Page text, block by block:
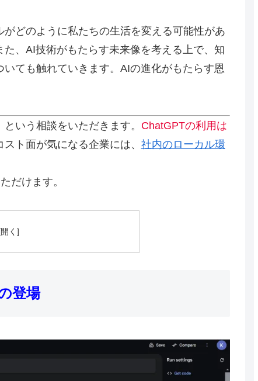
どのように私たちの生活を変える可能性があ
、AI技術がもたらす未来像を考える上で、知
ても触れていきます。AIの進化がもたらす恩
という相談をいただきます。 ChatGPTの利用は
ト面が気になる企業には、 社内のローカル環
だけます。
登場